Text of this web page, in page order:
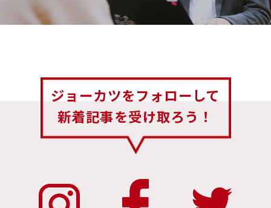
ジョーカツをフォローして
新着記事を受け取ろう！